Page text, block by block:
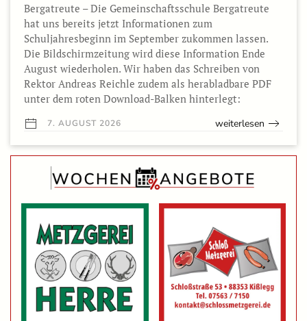
Bergatreute – Die Gemeinschaftsschule Bergatreute
hat uns bereits jetzt Informationen zum
Schuljahresbeginn im September zukommen lassen.
Die Bildschirmzeitung wird diese Information Ende
August wiederholen. Wir haben das Schreiben von
Rektor Andreas Reichle zudem als herabladbare PDF
unter dem roten Download-Balken hinterlegt:
7. AUGUST 2026 weiterlesen